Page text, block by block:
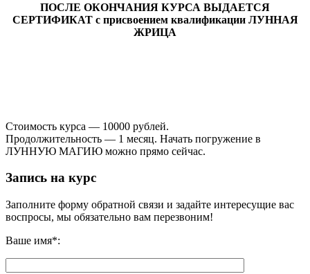
ПОСЛЕ ОКОНЧАНИЯ КУРСА ВЫДАЕТСЯ
СЕРТИФИКАТ с присвоением квалификации ЛУННАЯ
ЖРИЦА
Стоимость курса — 10000 рублей.
Продолжительность — 1 месяц. Начать погружение в
ЛУННУЮ МАГИЮ можно прямо сейчас.
Запись на курс
Заполните форму обратной связи и задайте интересущие вас
воспросы, мы обязательно вам перезвоним!
Ваше имя*: